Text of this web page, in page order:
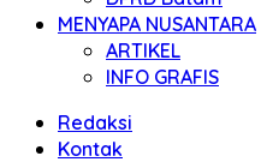
MENYAPA NUSANTARA
ARTIKEL
INFO GRAFIS
Redaksi
Kontak